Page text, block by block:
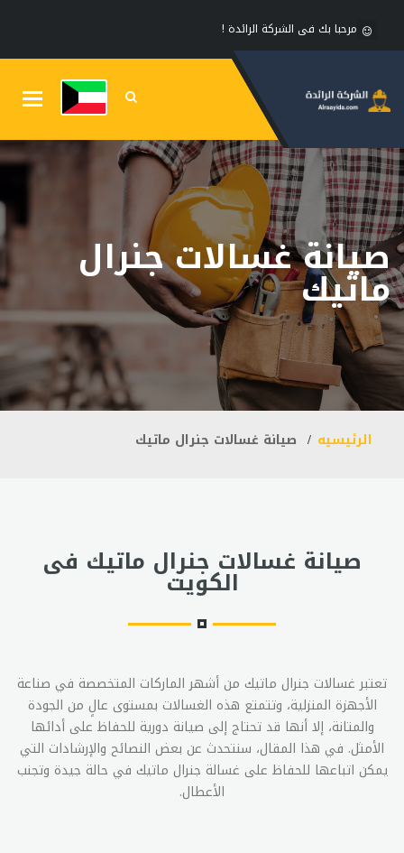
مرحبا بك فى الشركة الرائدة !
صيانة غسالات جنرال
ماتيك
الرئيسيه صيانة غسالات جنرال ماتيك
صيانة غسالات جنرال ماتيك فى
الكويت
تعتبر غسالات جنرال ماتيك من أشهر الماركات المتخصصة في صناعة
الأجهزة المنزلية، وتتمتع هذه الغسالات بمستوى عالٍ من الجودة
والمتانة، إلا أنها قد تحتاج إلى صيانة دورية للحفاظ على أدائها
الأمثل. في هذا المقال، سنتحدث عن بعض النصائح والإرشادات التي
يمكن اتباعها للحفاظ على غسالة جنرال ماتيك في حالة جيدة وتجنب
الأعطال.